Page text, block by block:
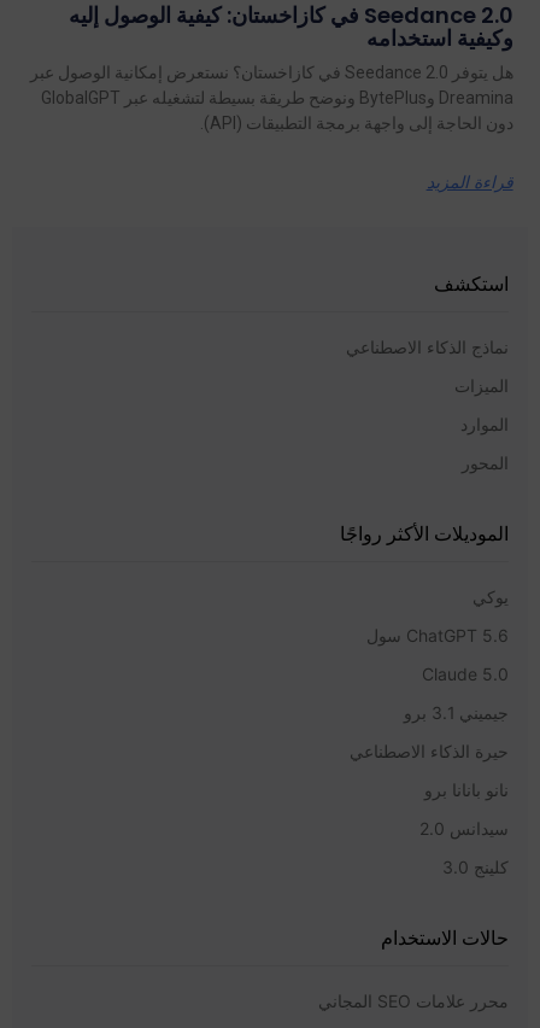
Seedance 2.0 في كازاخستان: كيفية الوصول إليه
وكيفية استخدامه
هل يتوفر Seedance 2.0 في كازاخستان؟ نستعرض إمكانية الوصول عبر
Dreamina وBytePlus ونوضح طريقة بسيطة لتشغيله عبر GlobalGPT
دون الحاجة إلى واجهة برمجة التطبيقات (API).
قراءة المزيد
استكشف
نماذج الذكاء الاصطناعي
الميزات
الموارد
المحور
الموديلات الأكثر رواجًا
يوكي
ChatGPT 5.6 سول
Claude 5.0
جيميني 3.1 برو
حيرة الذكاء الاصطناعي
نانو بانانا برو
سيدانس 2.0
كلينج 3.0
حالات الاستخدام
محرر علامات SEO المجاني